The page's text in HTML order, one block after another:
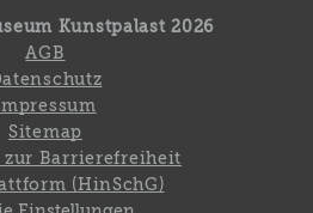
Kunstpalast 2026
AGB
Sitemap
zur Barrierefreiheit
(HinSchG)